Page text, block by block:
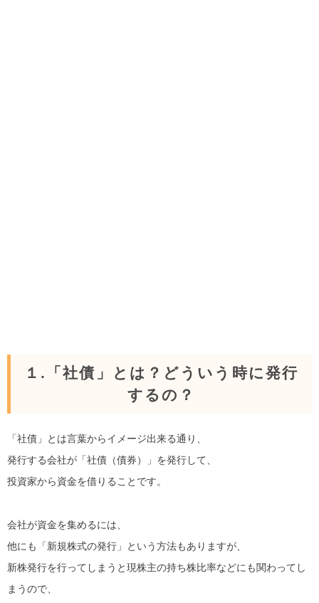
１.「社債」とは？どういう時に発行
するの？
「社債」とは言葉からイメージ出来る通り、
発行する会社が「社債（債券）」を発行して、
投資家から資金を借りることです。
会社が資金を集めるには、
他にも「新規株式の発行」という方法もありますが、
新株発行を行ってしまうと現株主の持ち株比率などにも関わってし
まうので、